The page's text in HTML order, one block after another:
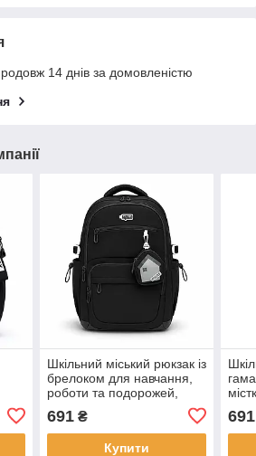
14 днів за домовленістю
Шкільний міський рюкзак із
брелоком для навчання,
роботи та подорожей,
691₴
Купити
691